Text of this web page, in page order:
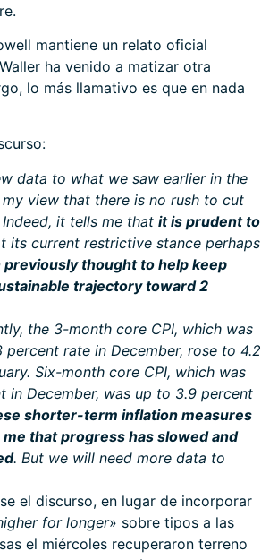
mantiene un relato oficial
ha venido a matizar otra
lo más llamativo es que en nada
data to what we saw earlier in the
view that there is no rush to cut
it tells me that it is prudent to
its current restrictive stance perhaps
thought to help keep
trajectory toward 2
the 3-month core CPI, which was
percent rate in December, rose to 4.2
Six-month core CPI, which was
in December, was up to 3.9 percent
shorter-term inflation measures
that progress has slowed and
. But we will need more data to
el discurso, en lugar de incorporar
for longer» sobre tipos a las
el miércoles recuperaron terreno